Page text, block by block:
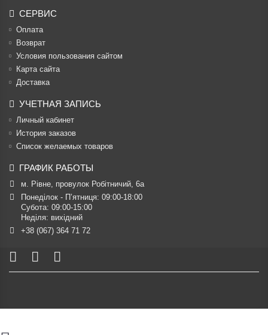
СЕРВИС
Оплата
Возврат
Условия пользования сайтом
Карта сайта
Доставка
УЧЕТНАЯ ЗАПИСЬ
Личный кабинет
История заказов
Список желаемых товаров
ГРАФИК РАБОТЫ
м. Рівне, провулок Робітничий, 6а
Понеділок - П’ятниця: 09:00-18:00
Субота: 09:00-15:00
Неділя: вихідний
+38 (067) 364 71 72